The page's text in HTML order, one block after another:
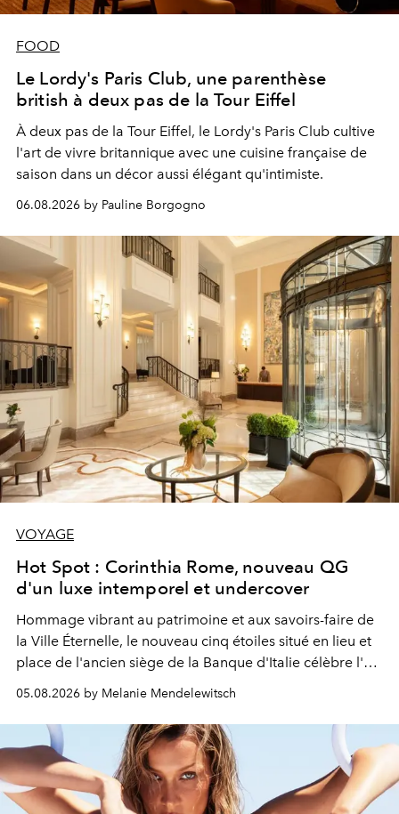
FOOD
Le Lordy's Paris Club, une parenthèse
british à deux pas de la Tour Eiffel
À deux pas de la Tour Eiffel, le Lordy's Paris Club cultive
l'art de vivre britannique avec une cuisine française de
saison dans un décor aussi élégant qu'intimiste.
06.08.2026 by Pauline Borgogno
VOYAGE
Hot Spot : Corinthia Rome, nouveau QG
d'un luxe intemporel et undercover
Hommage vibrant au patrimoine et aux savoirs-faire de
la Ville Éternelle, le nouveau cinq étoiles situé en lieu et
place de l'ancien siège de la Banque d'Italie célèbre l'art
de vivre Romain dans toute son élégance intemporelle.
05.08.2026 by Melanie Mendelewitsch